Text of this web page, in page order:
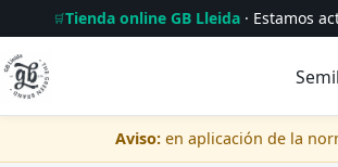
🛒Tienda online GB Lleida· Estamos
Aviso:en aplicación de la